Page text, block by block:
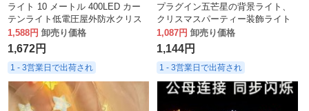
ライト 10 メートル 400LED カー
テンライト低電圧屋外防水クリス
マス装飾ライト雰囲気
1,588円 卸売り価格
1,672円
1 - 3営業日で出荷され
プラグイン五芒星の背景ライト、
クリスマスパーティー装飾ライト
1,087円 卸売り価格
1,144円
1 - 3営業日で出荷され